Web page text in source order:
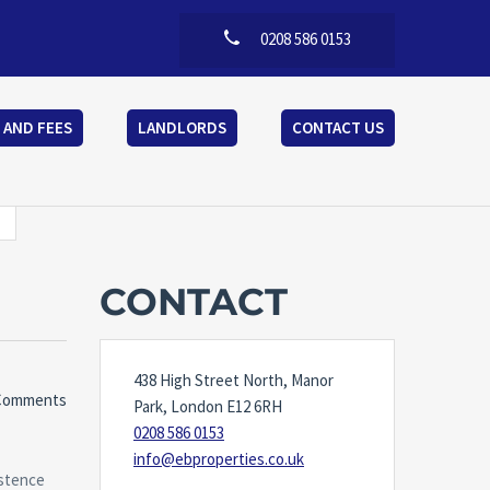
0208 586 0153
FEES LANDLORDS CONTACT US
CONTACT
438 High Street North, Manor
Park, London E12 6RH
0208 586 0153
info@ebproperties.co.uk